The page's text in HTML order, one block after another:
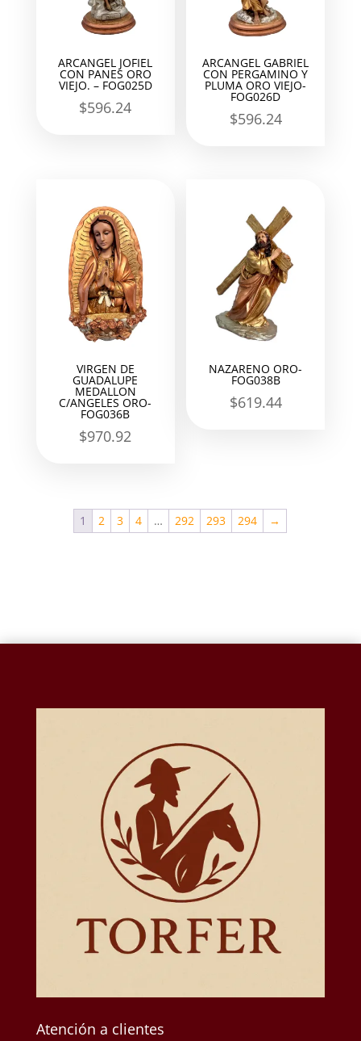
ARCANGEL JOFIEL
CON PANES ORO
VIEJO. – FOG025D
$596.24
ARCANGEL GABRIEL
CON PERGAMINO Y
PLUMA ORO VIEJO-
FOG026D
$596.24
VIRGEN DE
GUADALUPE
MEDALLON
C/ANGELES ORO-
FOG036B
$970.92
NAZARENO ORO-
FOG038B
$619.44
1 2 3 4 … 292 293 294 →
Atención a clientes